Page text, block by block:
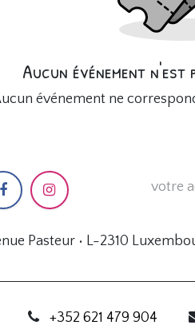
Aucun événement
événement ne
Pasteur • L-2310
+352 621 479 904